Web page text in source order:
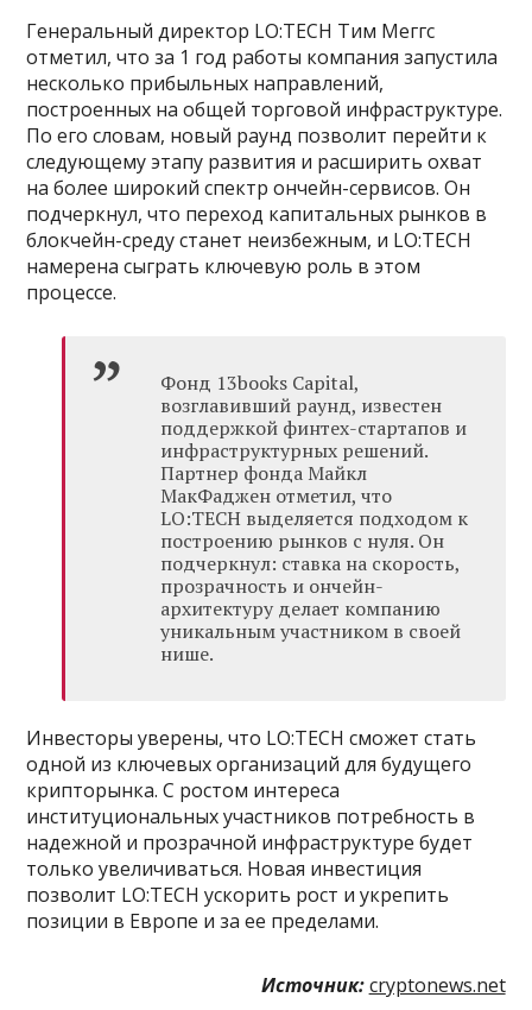
Генеральный директор LO:TECH Тим Меггс
отметил, что за 1 год работы компания запустила
несколько прибыльных направлений,
построенных на общей торговой инфраструктуре.
По его словам, новый раунд позволит перейти к
следующему этапу развития и расширить охват
на более широкий спектр ончейн-сервисов. Он
подчеркнул, что переход капитальных рынков в
блокчейн-среду станет неизбежным, и LO:TECH
намерена сыграть ключевую роль в этом
процессе.
Фонд 13books Capital,
возглавивший раунд, известен
поддержкой финтех-стартапов и
инфраструктурных решений.
Партнер фонда Майкл
МакФаджен отметил, что
LO:TECH выделяется подходом к
построению рынков с нуля. Он
подчеркнул: ставка на скорость,
прозрачность и ончейн-
архитектуру делает компанию
уникальным участником в своей
нише.
Инвесторы уверены, что LO:TECH сможет стать
одной из ключевых организаций для будущего
крипторынка. С ростом интереса
институциональных участников потребность в
надежной и прозрачной инфраструктуре будет
только увеличиваться. Новая инвестиция
позволит LO:TECH ускорить рост и укрепить
позиции в Европе и за ее пределами.
Источник: cryptonews.net